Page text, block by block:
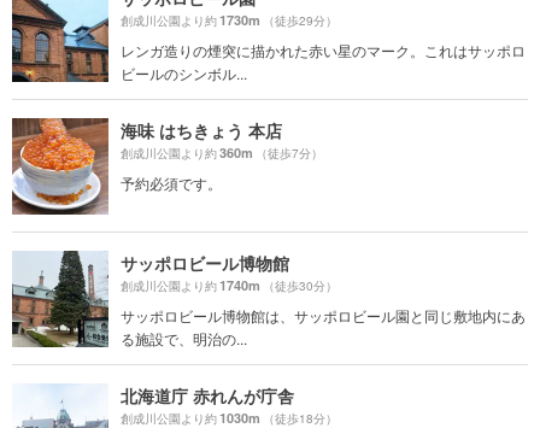
創成川公園より約1730m （徒歩29分）
レンガ造りの煙突に描かれた赤い星のマーク。これはサッポロ
ビールのシンボル...
海味 はちきょう 本店
創成川公園より約360m （徒歩7分）
予約必須です。
サッポロビール博物館
創成川公園より約1740m （徒歩30分）
サッポロビール博物館は、サッポロビール園と同じ敷地内にあ
る施設で、明治の...
北海道庁 赤れんが庁舎
創成川公園より約1030m （徒歩18分）